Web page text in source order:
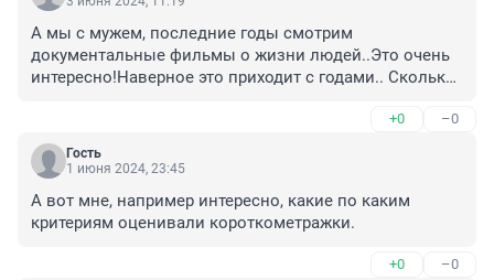
А мы с мужем, последние годы смотрим
документальные фильмы о жизни людей..Это очень
интересно!Наверное это приходит с годами.. Сколько
наших Забайкальских людей.. Художественное кино
уже не так интересно, видишь фальш, одни и те же
актеры из сериала в сериал.., с годами это уже не
+0 –0
Гость
1 июня 2024, 23:45
А вот мне, например интересно, какие по каким
критериям оценивали короткометражки.
+0 –0